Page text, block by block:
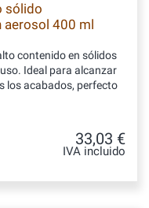
sólido
aerosol 400 ml
contenido en sólidos
Ideal para alcanzar
los acabados, perfecto
33,03 €
IVA incluido